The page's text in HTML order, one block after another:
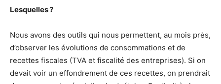
Lesquelles ?
Nous avons des outils qui nous permettent, au mois près,
d’observer les évolutions de consommations et de
recettes fiscales (TVA et fiscalité des entreprises). Si on
devait voir un effondrement de ces recettes, on prendrait